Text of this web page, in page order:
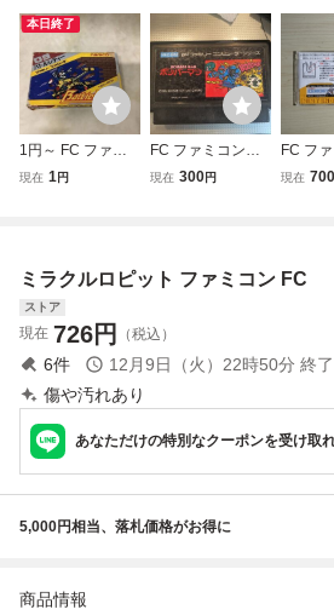
本日終了
1円～ FC ファミ
コン バトルシティ
現在 1円
FC ファミコンソ
フト ボンバーマン
現在 300円
FC フ
ィスク
現在 700
ミラクルロピット ファミコン FC
ストア
現在 726円 （税込）
6件 12月9日（火）22時50分 終了
傷や汚れあり
あなただけの特別なクーポンを受け取
5,000円相当、落札価格がお得に
商品情報